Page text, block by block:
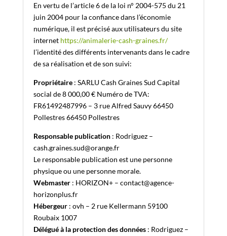
En vertu de l’article 6 de la loi n° 2004-575 du 21
juin 2004 pour la confiance dans l’économie
numérique, il est précisé aux utilisateurs du site
internet https://animalerie-cash-graines.fr/
l’identité des différents intervenants dans le cadre
de sa réalisation et de son suivi:
Propriétaire: SARLU Cash Graines Sud Capital
social de 8 000,00 € Numéro de TVA:
FR61492487996 – 3 rue Alfred Sauvy 66450
Pollestres 66450 Pollestres
Responsable publication: Rodriguez –
cash.graines.sud@orange.fr
Le responsable publication est une personne
physique ou une personne morale.
Webmaster: HORIZON+ – contact@agence-
horizonplus.fr
Hébergeur: ovh – 2 rue Kellermann 59100
Roubaix 1007
Délégué à la protection des données: Rodriguez –